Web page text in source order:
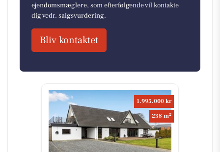
ejendomsmæglere, som efterfølgende vil kontakte
dig vedr. salgsvurdering.
Bliv kontaktet
1.995.000 kr
238 m2